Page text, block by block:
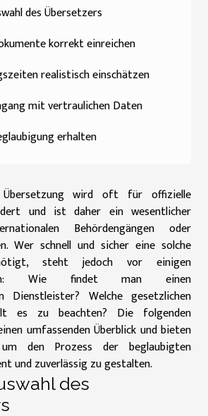
des Übersetzers
korrekt einreichen
realistisch einschätzen
mit vertraulichen Daten
erhalten
Übersetzung wird oft für offizielle
und ist daher ein wesentlicher
Behördengängen oder
Wer schnell und sicher eine solche
steht jedoch vor einigen
Wie findet man einen
Dienstleister? Welche gesetzlichen
es zu beachten? Die folgenden
umfassenden Überblick und bieten
den Prozess der beglaubigten
und zuverlässig zu gestalten.
des